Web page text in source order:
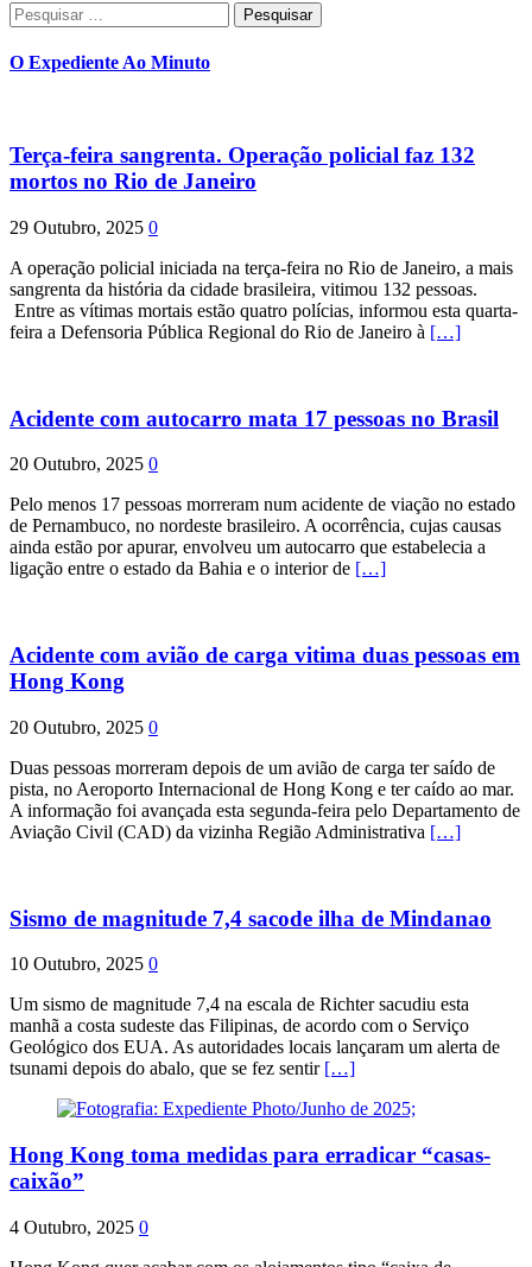
Pesquisar
por:
O Expediente Ao Minuto
Terça-feira sangrenta. Operação policial faz 132
mortos no Rio de Janeiro
29 Outubro, 2025 0
A operação policial iniciada na terça-feira no Rio de Janeiro, a mais
sangrenta da história da cidade brasileira, vitimou 132 pessoas.
Entre as vítimas mortais estão quatro polícias, informou esta quarta-
feira a Defensoria Pública Regional do Rio de Janeiro à […]
Acidente com autocarro mata 17 pessoas no Brasil
20 Outubro, 2025 0
Pelo menos 17 pessoas morreram num acidente de viação no estado
de Pernambuco, no nordeste brasileiro. A ocorrência, cujas causas
ainda estão por apurar, envolveu um autocarro que estabelecia a
ligação entre o estado da Bahia e o interior de […]
Acidente com avião de carga vitima duas pessoas em
Hong Kong
20 Outubro, 2025 0
Duas pessoas morreram depois de um avião de carga ter saído de
pista, no Aeroporto Internacional de Hong Kong e ter caído ao mar.
A informação foi avançada esta segunda-feira pelo Departamento de
Aviação Civil (CAD) da vizinha Região Administrativa […]
Sismo de magnitude 7,4 sacode ilha de Mindanao
10 Outubro, 2025 0
Um sismo de magnitude 7,4 na escala de Richter sacudiu esta
manhã a costa sudeste das Filipinas, de acordo com o Serviço
Geológico dos EUA. As autoridades locais lançaram um alerta de
tsunami depois do abalo, que se fez sentir […]
Hong Kong toma medidas para erradicar “casas-
caixão”
4 Outubro, 2025 0